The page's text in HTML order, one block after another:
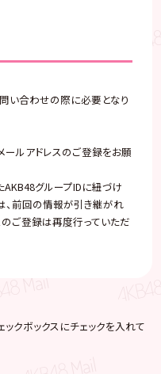
い合わせの際に必要となり
ールアドレスのご登録をお願
グループIDに紐づけ
、前回の情報が引き継がれ
のご登録は再度行っていただ
クボックスにチェックを入れて